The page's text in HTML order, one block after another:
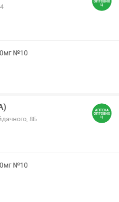
№10
8Б
№10